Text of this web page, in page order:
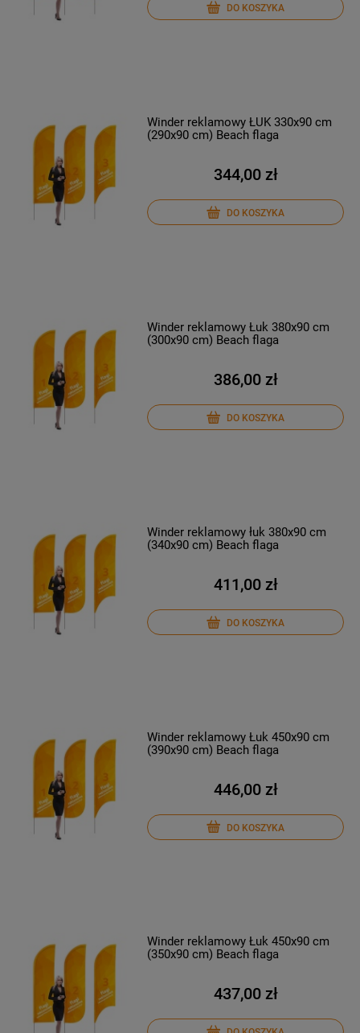
DO KOSZYKA
Winder reklamowy ŁUK 330x90 cm
(290x90 cm) Beach flaga
344,00 zł
DO KOSZYKA
Winder reklamowy Łuk 380x90 cm
(300x90 cm) Beach flaga
386,00 zł
DO KOSZYKA
Winder reklamowy łuk 380x90 cm
(340x90 cm) Beach flaga
411,00 zł
DO KOSZYKA
Winder reklamowy Łuk 450x90 cm
(390x90 cm) Beach flaga
446,00 zł
DO KOSZYKA
Winder reklamowy Łuk 450x90 cm
(350x90 cm) Beach flaga
437,00 zł